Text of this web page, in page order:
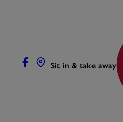
Sit in & take away